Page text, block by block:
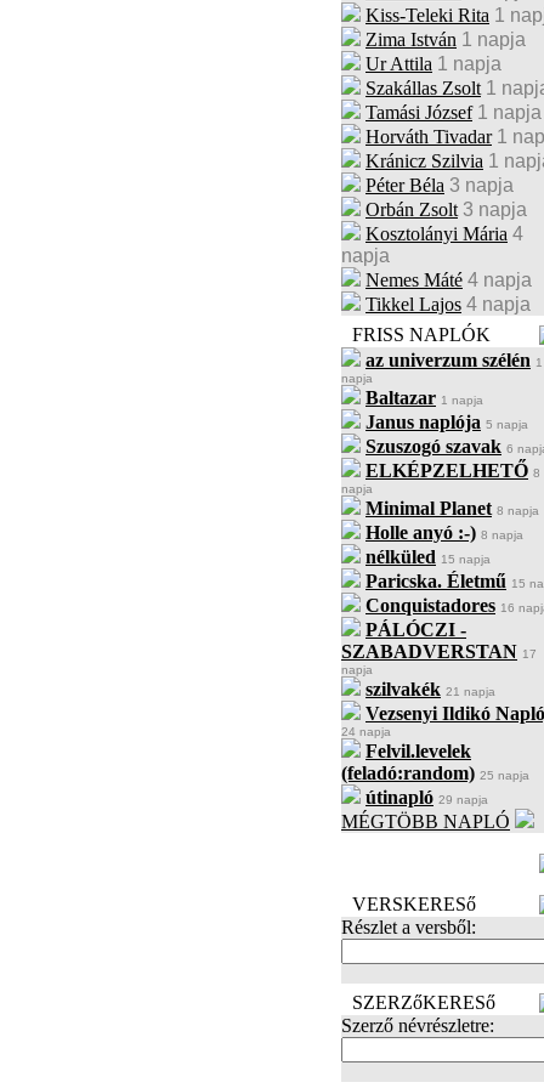
Kiss-Teleki Rita 1
Zima István 1 napja
Ur Attila 1 napja
Szakállas Zsolt 1
Tamási József 1 napja
Horváth Tivadar 1
Kránicz Szilvia 1
Péter Béla 3 napja
Orbán Zsolt 3 napja
Kosztolányi Mária 4
napja
Nemes Máté 4 napja
Tikkel Lajos 4 napja
FRISS NAPLÓK
az univerzum szélén 1
napja
Baltazar 1 napja
Janus naplója 5 napja
Szuszogó szavak 6
ELKÉPZELHETŐ 8
napja
Minimal Planet 8 napja
Holle anyó :-) 8 napja
nélküled 15 napja
Paricska. Életmű 15
Conquistadores 16
PÁLÓCZI -
SZABADVERSTAN 17
napja
szilvakék 21 napja
Vezsenyi Ildikó
24 napja
Felvil.levelek
(feladó:random) 25 napja
útinapló 29 napja
MÉGTÖBB NAPLÓ
VERSKERESő
Részlet a versből:
SZERZőKERESő
Szerző névrészletre: